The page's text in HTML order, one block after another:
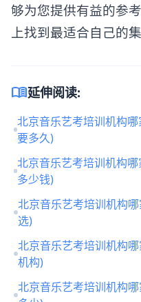
够为您提供有益的参
上找到最适合自己的
menu_book延伸阅读:
北京音乐艺考培训机构
要多久)
北京音乐艺考培训机构
多少钱)
北京音乐艺考培训机构
选)
北京音乐艺考培训机构
机构)
北京音乐艺考培训机构